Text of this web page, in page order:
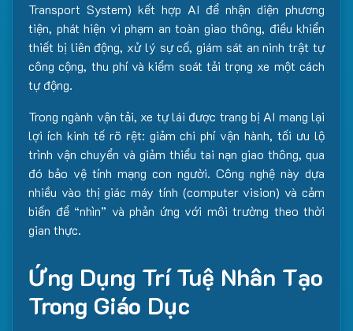
Transport System) kết hợp AI để nhận diện phương
tiện, phát hiện vi phạm an toàn giao thông, điều khiển
thiết bị liên động, xử lý sự cố, giám sát an ninh trật tự
công cộng, thu phí và kiểm soát tải trọng xe một cách
tự động.
Trong ngành vận tải, xe tự lái được trang bị AI mang lại
lợi ích kinh tế rõ rệt: giảm chi phí vận hành, tối ưu lộ
trình vận chuyển và giảm thiểu tai nạn giao thông, qua
đó bảo vệ tính mạng con người. Công nghệ này dựa
nhiều vào thị giác máy tính (computer vision) và cảm
biến để “nhìn” và phản ứng với môi trường theo thời
gian thực.
Ứng Dụng Trí Tuệ Nhân Tạo
Trong Giáo Dục